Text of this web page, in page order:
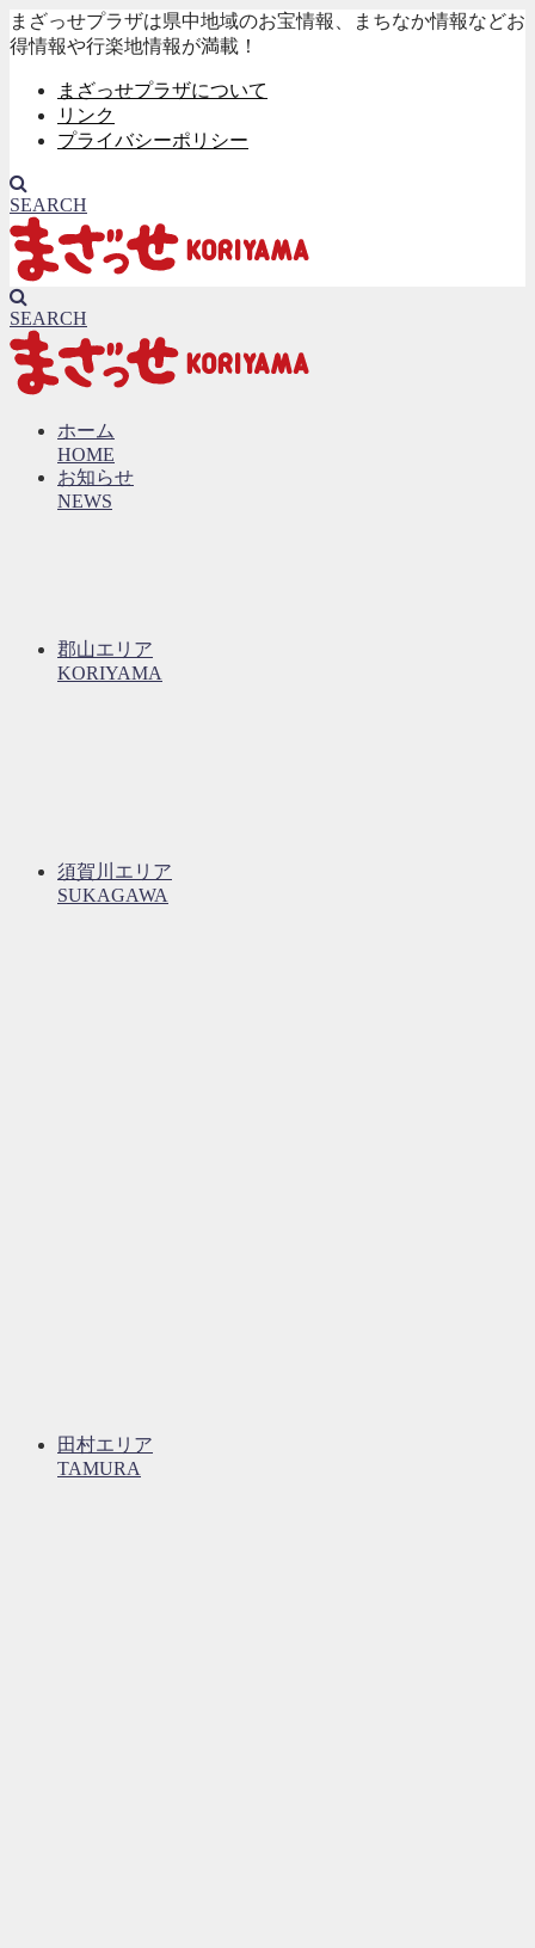
まざっせプラザは県中地域のお宝情報、まちなか情報などお
得情報や行楽地情報が満載！
まざっせプラザについて
リンク
プライバシーポリシー
SEARCH
SEARCH
ホーム
HOME
お知らせ
NEWS
郡山エリア
KORIYAMA
須賀川エリア
SUKAGAWA
田村エリア
TAMURA